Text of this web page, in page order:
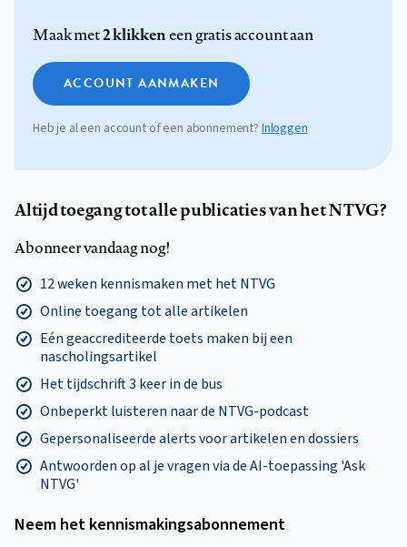
Maak met2 klikkeneen gratis account aan
ACCOUNT AANMAKEN
Heb je al een account of een abonnement? Inloggen
Altijd toegang tot alle publicaties van het NTVG?
Abonneer vandaag nog!
12 weken kennismaken met het NTVG
Online toegang tot alle artikelen
Eén geaccrediteerde toets maken bij een
nascholingsartikel
Het tijdschrift 3 keer in de bus
Onbeperkt luisteren naar de NTVG-podcast
Gepersonaliseerde alerts voor artikelen en dossiers
Antwoorden op al je vragen via de AI-toepassing 'Ask
NTVG'
Neem het kennismakings­abonnement